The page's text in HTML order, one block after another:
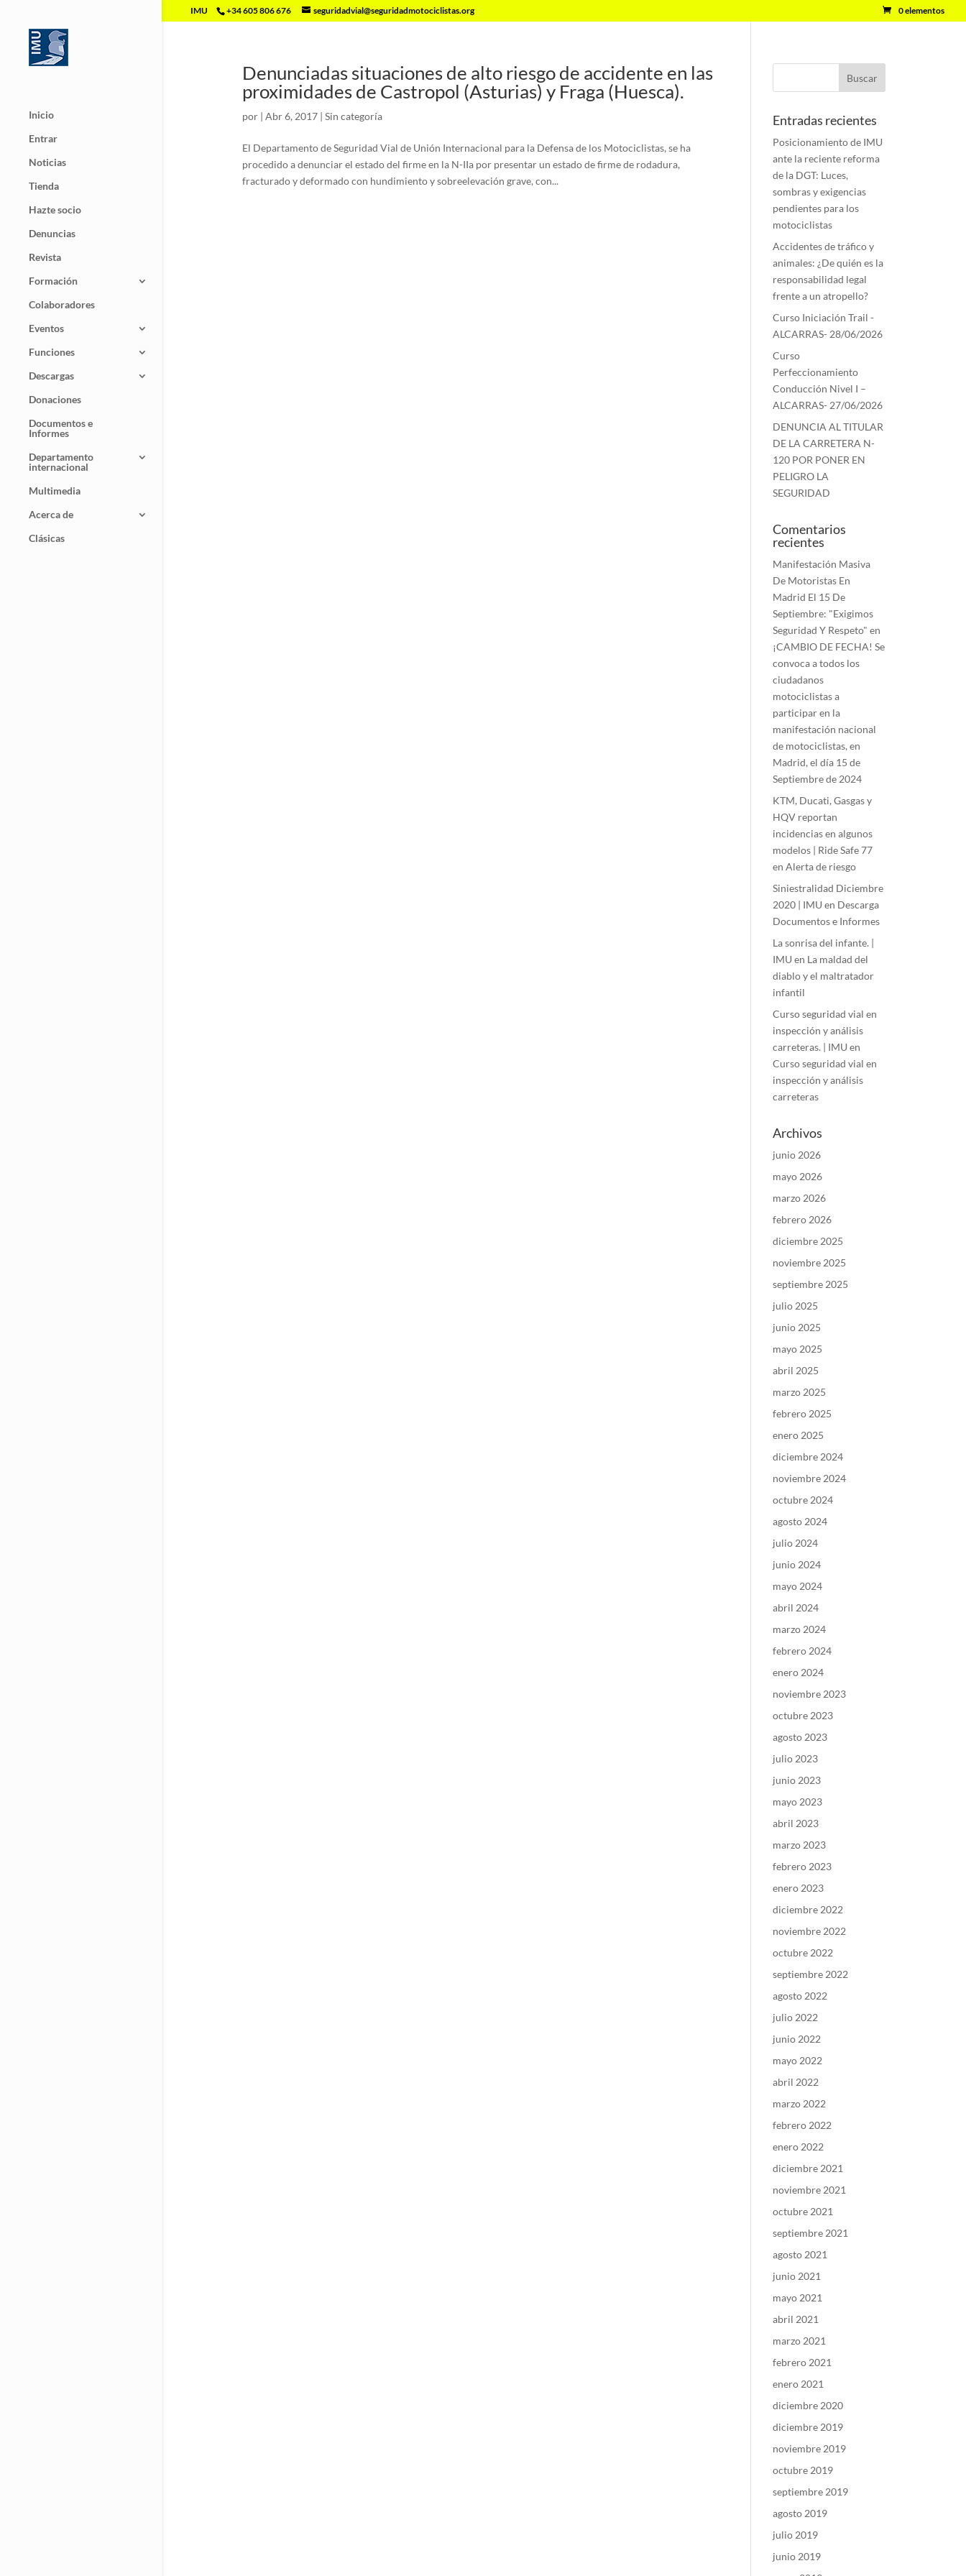
IMU +34 605 806 676 seguridadvial@seguridadmotociclistas.org 0 elementos
Inicio
Entrar
Noticias
Tienda
Hazte socio
Denuncias
Revista
Formación
Colaboradores
Eventos
Funciones
Descargas
Donaciones
Documentos e
Informes
Departamento
internacional
Multimedia
Acerca de
Clásicas
Denunciadas situaciones de alto riesgo de accidente en las
proximidades de Castropol (Asturias) y Fraga (Huesca).
por | Abr 6, 2017| Sin categoría
El Departamento de Seguridad Vial de Unión Internacional para la Defensa de los Motociclistas, se ha
procedido a denunciar el estado del firme en la N-IIa por presentar un estado de firme de rodadura,
fracturado y deformado con hundimiento y sobreelevación grave, con...
Entradas recientes
Posicionamiento de IMU
ante la reciente reforma
de la DGT: Luces,
sombras y exigencias
pendientes para los
motociclistas
Accidentes de tráfico y
animales: ¿De quién es la
responsabilidad legal
frente a un atropello?
Curso Iniciación Trail -
ALCARRAS- 28/06/2026
Curso
Perfeccionamiento
Conducción Nivel I –
ALCARRAS- 27/06/2026
DENUNCIA AL TITULAR
DE LA CARRETERA N-
120 POR PONER EN
PELIGRO LA
SEGURIDAD
Comentarios
recientes
Manifestación Masiva
De Motoristas En
Madrid El 15 De
Septiembre: "Exigimos
Seguridad Y Respeto" en
¡CAMBIO DE FECHA! Se
convoca a todos los
ciudadanos
motociclistas a
participar en la
manifestación nacional
de motociclistas, en
Madrid, el día 15 de
Septiembre de 2024
KTM, Ducati, Gasgas y
HQV reportan
incidencias en algunos
modelos | Ride Safe 77
enAlerta de riesgo
Siniestralidad Diciembre
2020 | IMU en Descarga
Documentos e Informes
La sonrisa del infante. |
IMU en La maldad del
diablo y el maltratador
infantil
Curso seguridad vial en
inspección y análisis
carreteras. | IMU en
Curso seguridad vial en
inspección y análisis
carreteras
Archivos
junio 2026
mayo 2026
marzo 2026
febrero 2026
diciembre 2025
noviembre 2025
septiembre 2025
julio 2025
junio 2025
mayo 2025
abril 2025
marzo 2025
febrero 2025
enero 2025
diciembre 2024
noviembre 2024
octubre 2024
agosto 2024
julio 2024
junio 2024
mayo 2024
abril 2024
marzo 2024
febrero 2024
enero 2024
noviembre 2023
octubre 2023
agosto 2023
julio 2023
junio 2023
mayo 2023
abril 2023
marzo 2023
febrero 2023
enero 2023
diciembre 2022
noviembre 2022
octubre 2022
septiembre 2022
agosto 2022
julio 2022
junio 2022
mayo 2022
abril 2022
marzo 2022
febrero 2022
enero 2022
diciembre 2021
noviembre 2021
octubre 2021
septiembre 2021
agosto 2021
junio 2021
mayo 2021
abril 2021
marzo 2021
febrero 2021
enero 2021
diciembre 2020
diciembre 2019
noviembre 2019
octubre 2019
septiembre 2019
agosto 2019
julio 2019
junio 2019